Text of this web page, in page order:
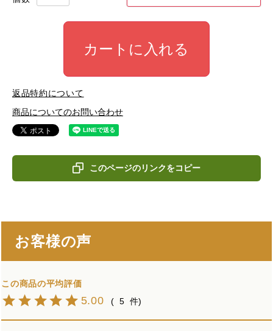
カートに入れる
返品特約について
商品についてのお問い合わせ
このページのリンクをコピー
お客様の声
5.00 5